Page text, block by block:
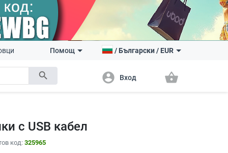
search
Помощ /Български/ EUR
account_circle Вход shopping_basket
с USB кабел
код: 325965